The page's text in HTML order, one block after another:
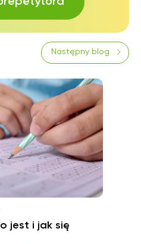
Następny blog
jest i jak się